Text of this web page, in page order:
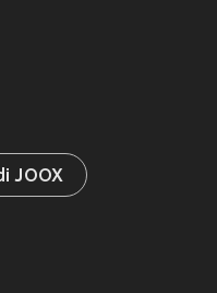
JOOX